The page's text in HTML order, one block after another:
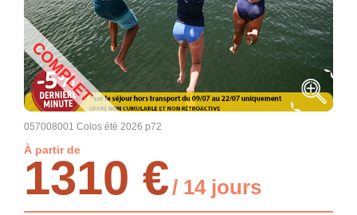
COMPLET
057008001 Colos été 2026 p72
À partir de
1310 €/ 14 jours